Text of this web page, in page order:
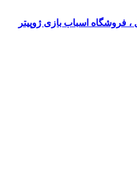
فروشگاه اسباب بازی ژوپیتر